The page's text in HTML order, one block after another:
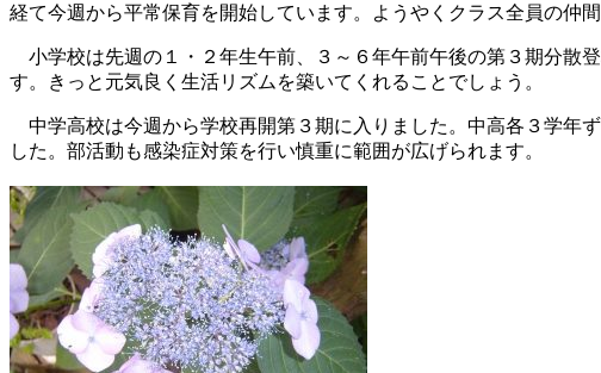
経て今週から平常保育を開始しています。ようやくクラス全員の仲
小学校は先週の１・２年生午前、３～６年午前午後の第３期分散
す。きっと元気良く生活リズムを築いてくれることでしょう。
中学高校は今週から学校再開第３期に入りました。中高各３学年
した。部活動も感染症対策を行い慎重に範囲が広げられます。